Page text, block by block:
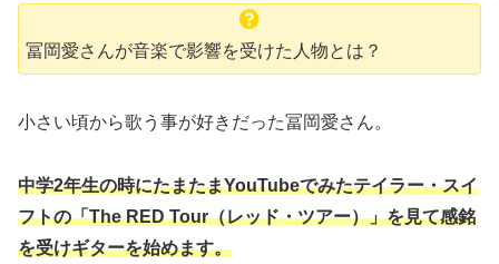
冨岡愛さんが音楽で影響を受けた人物とは？
小さい頃から歌う事が好きだった冨岡愛さん。
中学2年生の時にたまたまYouTubeでみたテイラー・スイ
フトの「The RED Tour（レッド・ツアー）」を見て感銘
を受けギターを始めます。